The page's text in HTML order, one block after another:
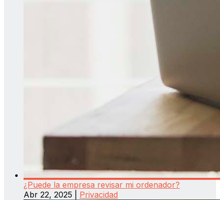
¿Puede la empresa revisar mi ordenador?
Abr 22, 2025
Privacidad